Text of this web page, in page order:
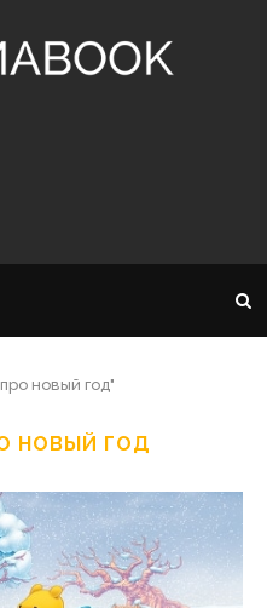
новый год"
НОВЫЙ ГОД